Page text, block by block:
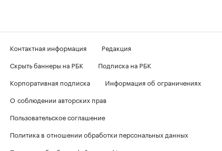
Контактная информация
Редакция
Скрыть баннеры на РБК
Подписка на РБК
Корпоративная подписка
Информация об ограничениях
О соблюдении авторских прав
Пользовательское соглашение
Политика в отношении обработки персональных данных